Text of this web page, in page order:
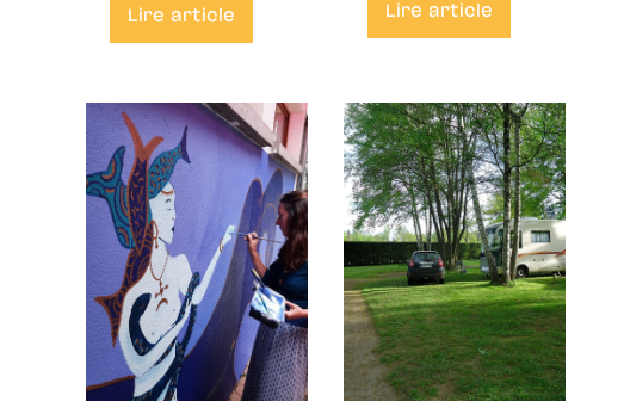
Lire article Lire article